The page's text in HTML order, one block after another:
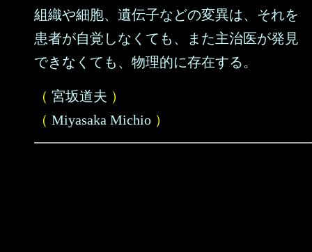
組織や細胞、遺伝子などの変異は、それを
患者が自覚しなくても、また主治医が発見
できなくても、物理的に存在する。
（ 宮坂道夫 ）
（ Miyasaka Michio ）